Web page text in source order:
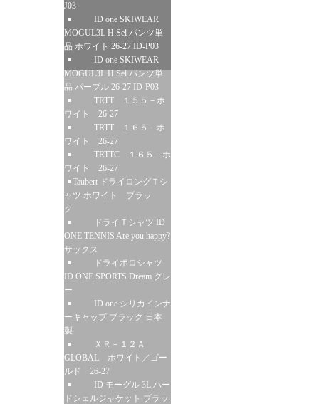
J03
ID one SKIWEAR
MOGUL3L H.Sel パンツ単
品 ホワイト 26-27 ID-P03
ID one SKIWEAR
MOGUL3L H.Sel パンツ単
品 パープル 26-27 ID-P03
TRTT １５５－ホ
ワイト 26-27
TRTT １６５－ホ
ワイト 26-27
TRTTC １６５－ホ
ワイト 26-27
Taubert ドライロングＴシ
ャツ ホワイト ブラッ
ク
ドライＴシャツ ID
ONE TENNIS Are you happy?
サックス
ドライポロシャツ
ID ONE SPORTS Dream グレ
ー
ID one シリカインナ
ーキャップ ブラック 日本
製
ＸＲ－１２Ａ
GLOBAL ホワイト／ゴー
ルド 26-27
ID モーグル 3L ハー
ドシェルジャケット ブラッ